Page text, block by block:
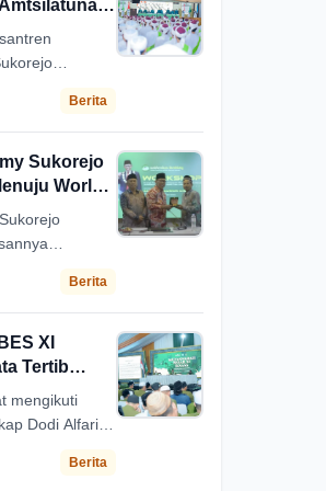
(MDI)
Berita
Sukorejo
World
Perguruan
Universitas
di kantor
Berita
XI
Tertib
Komisi
mengikuti
Dodi Alfarizi
Berita